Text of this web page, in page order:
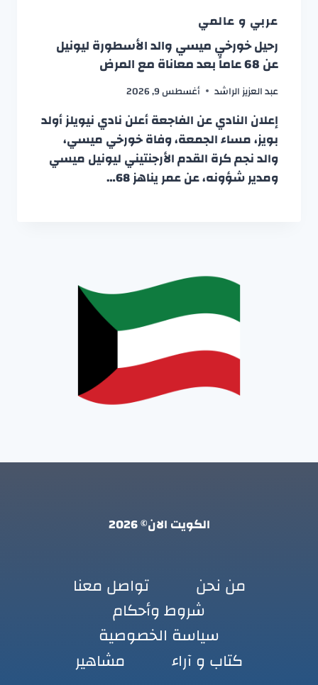
عربي و عالمي
رحيل خورخي ميسي والد الأسطورة ليونيل
عن 68 عاماً بعد معاناة مع المرض
عبد العزيز الراشد أغسطس 9, 2026
إعلان النادي عن الفاجعة أعلن نادي نيويلز أولد
بويز، مساء الجمعة، وفاة خورخي ميسي،
والد نجم كرة القدم الأرجنتيني ليونيل ميسي
ومدير شؤونه، عن عمر يناهز 68…
الكويت الان© 2026
من نحن
تواصل معنا
شروط وأحكام
سياسة الخصوصية
كتاب و آراء
مشاهير